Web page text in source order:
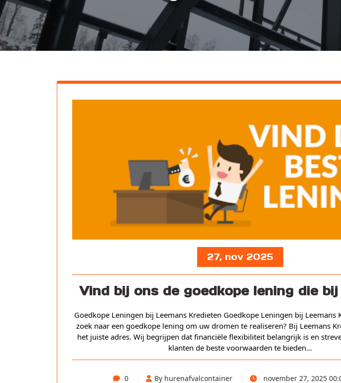
27, nov 2025
Vind bij ons de goedkope lening die
Goedkope Leningen bij Leemans Kredieten Goedkope Leningen bij Leemans
zoek naar een goedkope lening om uw dromen te realiseren? Bij Leemans
het juiste adres. Wij begrijpen dat financiële flexibiliteit belangrijk is en
klanten de beste voorwaarden te bieden…
0 By hurenafvalcontainer november 27, 2025